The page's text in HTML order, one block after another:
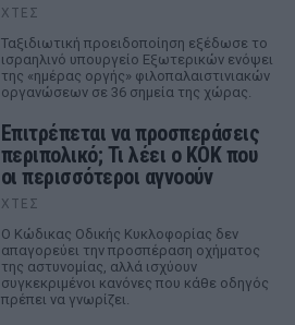
ΧΤΕΣ
Ταξιδιωτική προειδοποίηση εξέδωσε το
ισραηλινό υπουργείο Εξωτερικών ενόψει
της «ημέρας οργής» φιλοπαλαιστινιακών
οργανώσεων σε 36 σημεία της χώρας.
Επιτρέπεται να προσπεράσεις
περιπολικό; Τι λέει ο ΚΟΚ που
οι περισσότεροι αγνοούν
ΧΤΕΣ
Ο Κώδικας Οδικής Κυκλοφορίας δεν
απαγορεύει την προσπέραση οχήματος
της αστυνομίας, αλλά ισχύουν
συγκεκριμένοι κανόνες που κάθε οδηγός
πρέπει να γνωρίζει.